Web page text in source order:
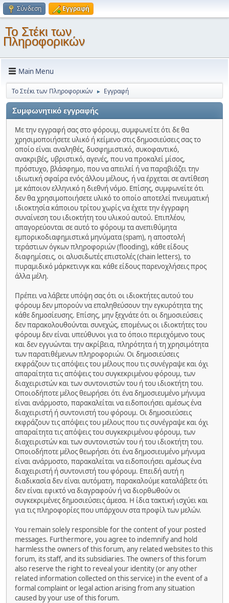
Σύνδεση Εγγραφή
Το Στέκι των
Πληροφορικών
Main Menu
Το Στέκι των Πληροφορικών ► Εγγραφή
Συμφωνητικό εγγραφής
Με την εγγραφή σας στο φόρουμ, συμφωνείτε ότι δε θα
χρησιμοποιήσετε υλικό ή κείμενο στις δημοσιεύσεις σας το
οποίο είναι αναληθές, δυσφημιστικό, συκοφαντικό,
ανακριβές, υβριστικό, αγενές, που να προκαλεί μίσος,
πρόστυχο, βλάσφημο, που να απειλεί ή να παραβιάζει την
ιδιωτική σφαίρα ενός άλλου μέλους, ή να έρχεται σε αντίθεση
με κάποιον ελληνικό η διεθνή νόμο. Επίσης, συμφωνείτε ότι
δεν θα χρησιμοποιήσετε υλικό το οποίο αποτελεί πνευματική
ιδιοκτησία κάποιου τρίτου χωρίς να έχετε την έγγραφη
συναίνεση του ιδιοκτήτη του υλικού αυτού. Επιπλέον,
απαγορεύονται σε αυτό το φόρουμ τα ανεπιθύμητα
εμπορικοδιαφημιστικά μηνύματα (spam), η αποστολή
τεράστιων όγκων πληροφοριών (flooding), κάθε είδους
διαφημίσεις, οι αλυσιδωτές επιστολές (chain letters), το
πυραμιδικό μάρκετινγκ και κάθε είδους παρενοχλήσεις προς
άλλα μέλη.
Πρέπει να λάβετε υπόψη σας ότι οι ιδιοκτήτες αυτού του
φόρουμ δεν μπορούν να επαληθεύσουν την εγκυρότητα της
κάθε δημοσίευσης. Επίσης, μην ξεχνάτε ότι οι δημοσιεύσεις
δεν παρακολουθούνται συνεχώς, επομένως οι ιδιοκτήτες του
φόρουμ δεν είναι υπεύθυνοι για το όποιο περιεχόμενο τους
και δεν εγγυώνται την ακρίβεια, πληρότητα ή τη χρησιμότητα
των παρατιθέμενων πληροφοριών. Οι δημοσιεύσεις
εκφράζουν τις απόψεις του μέλους που τις συνέγραψε και όχι
απαραίτητα τις απόψεις του συγκεκριμένου φόρουμ, των
διαχειριστών και των συντονιστών του ή του ιδιοκτήτη του.
Οποιοδήποτε μέλος θεωρήσει ότι ένα δημοσιευμένο μήνυμα
είναι ανάρμοστο, παρακαλείται να ειδοποιήσει αμέσως ένα
διαχειριστή ή συντονιστή του φόρουμ. Οι δημοσιεύσεις
εκφράζουν τις απόψεις του μέλους που τις συνέγραψε και όχι
απαραίτητα τις απόψεις του συγκεκριμένου φόρουμ, των
διαχειριστών και των συντονιστών του ή του ιδιοκτήτη του.
Οποιοδήποτε μέλος θεωρήσει ότι ένα δημοσιευμένο μήνυμα
είναι ανάρμοστο, παρακαλείται να ειδοποιήσει αμέσως ένα
διαχειριστή ή συντονιστή του φόρουμ. Επειδή αυτή η
διαδικασία δεν είναι αυτόματη, παρακαλούμε καταλάβετε ότι
δεν είναι εφικτό να διαγραφούν ή να διορθωθούν οι
συγκεκριμένες δημοσιεύσεις άμεσα. Η ίδια τακτική ισχύει και
για τις πληροφορίες που υπάρχουν στα προφίλ των μελών.
You remain solely responsible for the content of your posted
messages. Furthermore, you agree to indemnify and hold
harmless the owners of this forum, any related websites to this
forum, its staff, and its subsidiaries. The owners of this forum
also reserve the right to reveal your identity (or any other
related information collected on this service) in the event of a
formal complaint or legal action arising from any situation
caused by your use of this forum.